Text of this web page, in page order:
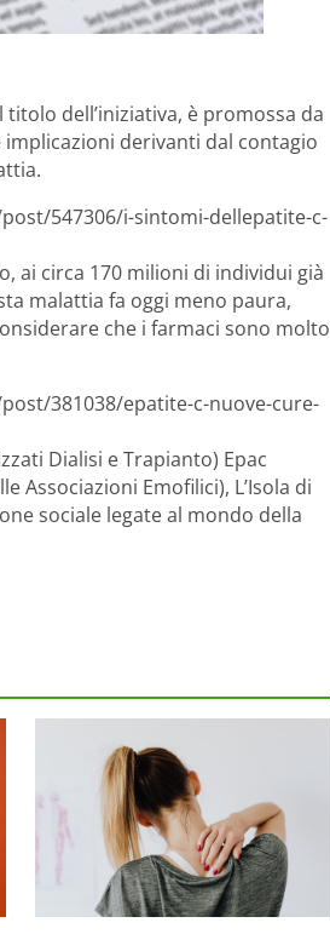
titolo dell’iniziativa, è promossa da
derivanti dal contagio
547306/i-sintomi-dellepatite-c-
ai circa 170 milioni di individui già
malattia fa oggi meno paura,
che i farmaci sono molto
381038/epatite-c-nuove-cure-
Dialisi e Trapianto) Epac
Associazioni Emofilici), L’Isola di
sociale legate al mondo della